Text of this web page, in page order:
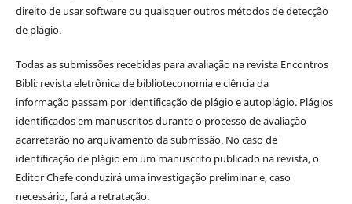
direito de usar software ou quaisquer outros métodos de detecção
de plágio.
Todas as submissões recebidas para avaliação na revista Encontros
Bibli: revista eletrônica de biblioteconomia e ciência da
informaçãopassam por identificação de plágio e autoplágio. Plágios
identificados em manuscritos durante o processo de avaliação
acarretarão no arquivamento da submissão. No caso de
identificação de plágio em um manuscrito publicado na revista, o
Editor Chefe conduzirá uma investigação preliminar e, caso
necessário, fará a retratação.